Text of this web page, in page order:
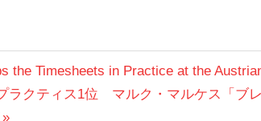
the Timesheets in Practice at the
クティス1位 マルク・マルケス「ブ